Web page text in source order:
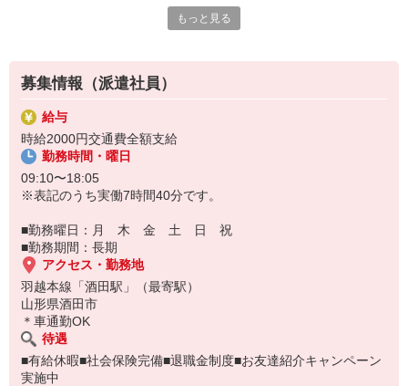
全国にあるお仕事の中から、一人ひとりのスキルや希望条件に応
じたお仕事をご案内します。
登録方法は、【オンライン】【電話】【登録会来場】の3つから
選べます♪
★★履歴書・証明写真は不要！★★
また、ご登録済の方はお仕事の紹介がスムーズです。
ご応募お待ちしています。
いただきます。長期就業可能。
＊技術が身につきます
もっと見る
募集情報（派遣社員）
給与
時給2000円交通費全額支給
勤務時間・曜日
09:10〜18:05
※表記のうち実働7時間40分です。
■勤務曜日：月 木 金 土 日 祝
■勤務期間：長期
アクセス・勤務地
羽越本線「酒田駅」（最寄駅）
山形県酒田市
＊車通勤OK
待遇
■有給休暇■社会保険完備■退職金制度■お友達紹介キャンペーン
実施中